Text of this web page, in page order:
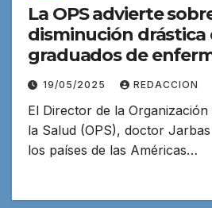
La OPS advierte
disminución drástica
graduados de
19/05/2025 REDACCION
El Director de la
la Salud (OPS), doctor
los países de las Américas…